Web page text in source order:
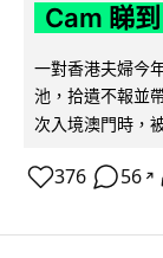
Cam 睇
一對香港夫婦今
池，拾遺不報並
次入境澳門時，
376 56 ↗